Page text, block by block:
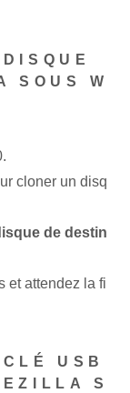
SOUS W
cloner un disq
de destin
et attendez la fi
USB
S